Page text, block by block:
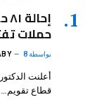
حملات
بواسطة8 أغسطس، 2026
أعلنت
قطاع تقويم…